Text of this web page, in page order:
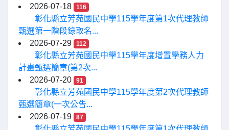
2026-07-18
116
彰化縣立芳苑國民中學115學年度第1次代理教師
甄選第一階段錄取名...
2026-07-29
112
彰化縣立芳苑國民中學115學年度增置學務人力
計畫甄選簡章(第2次...
2026-07-20
91
彰化縣立芳苑國民中學115學年度第2次代理教師
甄選簡章(一次公告...
2026-07-19
87